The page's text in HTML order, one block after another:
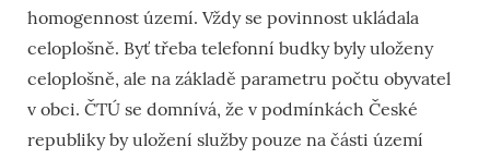
homogennost území. Vždy se povinnost ukládala
celoplošně. Byť třeba telefonní budky byly uloženy
celoplošně, ale na základě parametru počtu obyvatel
v obci. ČTÚ se domnívá, že v podmínkách České
republiky by uložení služby pouze na části území